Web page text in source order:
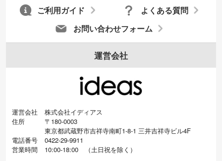
お問い合わせフォーム
よくある質問
ご利用ガイド
運営会社
運営会社
株式会社イディアス
住所
〒180-0003
東京都武蔵野市吉祥寺南町1-8-1 三井吉祥寺ビル4F
電話番号
0422-29-9911
営業時間
10:00-18:00 （土日祝を除く）